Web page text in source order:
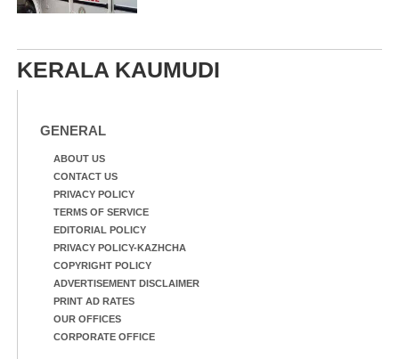
KERALA KAUMUDI
GENERAL
ABOUT US
CONTACT US
PRIVACY POLICY
TERMS OF SERVICE
EDITORIAL POLICY
PRIVACY POLICY-KAZHCHA
COPYRIGHT POLICY
ADVERTISEMENT DISCLAIMER
PRINT AD RATES
OUR OFFICES
CORPORATE OFFICE